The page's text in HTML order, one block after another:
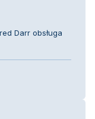
Darr obsługa